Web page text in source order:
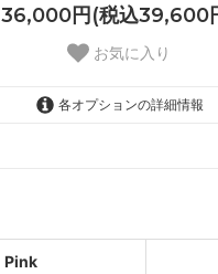
36,000円(税込39,600
お気に入り
各オプションの詳細情報
Pink